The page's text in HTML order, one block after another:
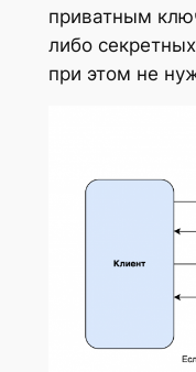
приватным
либо
при этом не